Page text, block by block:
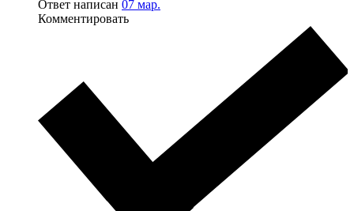
Ответ написан 07 мар.
Комментировать